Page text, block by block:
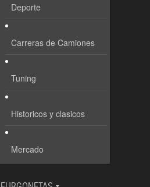
Deporte
Carreras de Camiones
Tuning
Historicos y clasicos
Mercado